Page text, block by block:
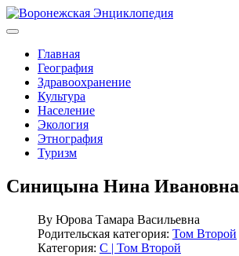
Главная
География
Здравоохранение
Культура
Население
Экология
Этнография
Туризм
Синицына Нина Ивановна
By Юрова Тамара Васильевна
Родительская категория: Том Второй
Категория: С | Том Второй